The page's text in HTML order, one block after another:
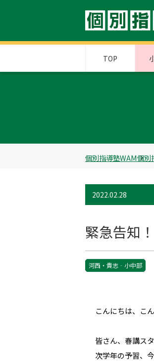
TOP
個別指導塾WAM個別
2022.02.28
緊急告知
河西・貴志‐小中部
こんにちは、こ
皆さん、春講ス
次学年の予習、